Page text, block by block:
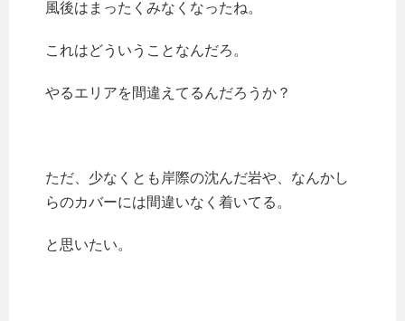
風後はまったくみなくなったね。
これはどういうことなんだろ。
やるエリアを間違えてるんだろうか？
ただ、少なくとも岸際の沈んだ岩や、なんかし
らのカバーには間違いなく着いてる。
と思いたい。